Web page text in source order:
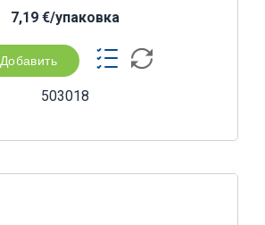
7,19 €/yпаковка
Добавить
503018